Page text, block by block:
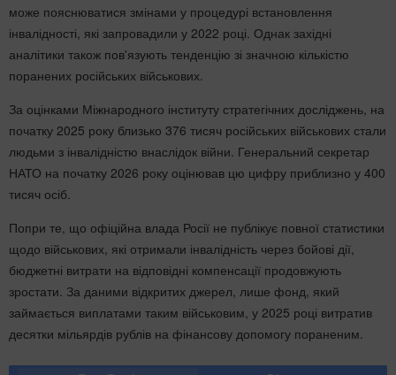
може пояснюватися змінами у процедурі встановлення
інвалідності, які запровадили у 2022 році. Однак західні
аналітики також пов'язують тенденцію зі значною кількістю
поранених російських військових.
За оцінками Міжнародного інституту стратегічних досліджень, на
початку 2025 року близько 376 тисяч російських військових стали
людьми з інвалідністю внаслідок війни. Генеральний секретар
НАТО на початку 2026 року оцінював цю цифру приблизно у 400
тисяч осіб.
Попри те, що офіційна влада Росії не публікує повної статистики
щодо військових, які отримали інвалідність через бойові дії,
бюджетні витрати на відповідні компенсації продовжують
зростати. За даними відкритих джерел, лише фонд, який
займається виплатами таким військовим, у 2025 році витратив
десятки мільярдів рублів на фінансову допомогу пораненим.